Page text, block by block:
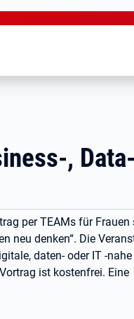
,
per TEAMs für Frauen
neu denken“. Die
daten- oder IT -nahe
ist kostenfrei. Eine